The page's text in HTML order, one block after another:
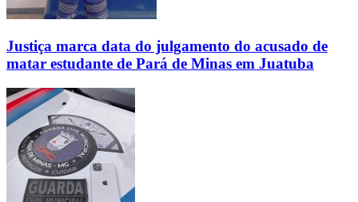
Justiça marca data do julgamento do acusado de
matar estudante de Pará de Minas em Juatuba